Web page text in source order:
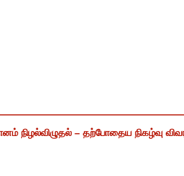
நிழல்விழுதல் – தற்போதைய நிகழ்வு